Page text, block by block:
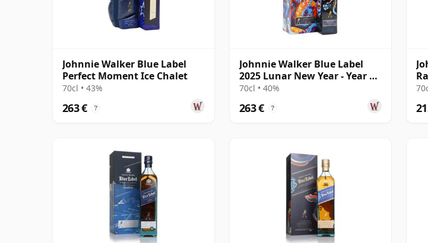
Johnnie Walker Blue Label
Perfect Moment Ice Chalet
70cl • 43%
263 € ?
Johnnie Walker Blue Label
2025 Lunar New Year - Year Of
The Snake
70cl • 40%
263 € ?